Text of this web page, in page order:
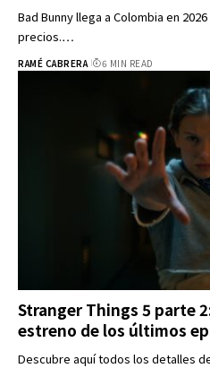
Bad Bunny llega a Colombia en
precios.…
RAMÉ CABRERA 6 MIN READ
Stranger Things 5 parte
estreno de los últimos
Descubre aquí todos los detalles